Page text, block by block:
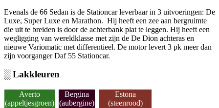
Evenals de 66 Sedan is de Stationcar leverbaar in 3 uitvoeringen: De
Luxe, Super Luxe en Marathon. Hij heeft een zee aan bergruimte
die uit te breiden is door de achterbank plat te leggen. Hij heeft een
wegligging van wereldklasse met zijn de De Dion achteras en
nieuwe Variomatic met differentieel. De motor levert 3 pk meer dan
zijn voorganger Daf 55 Stationcar.
░ Lakkleuren
Averto
(appeltjesgroen)
Bergina
(aubergine)
Estona
(steenrood)